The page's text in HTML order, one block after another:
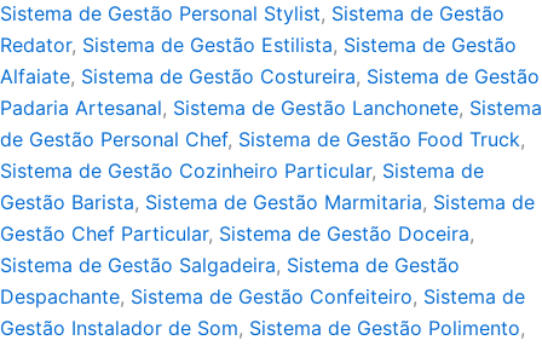
Sistema de Gestão Personal Stylist, Sistema de Gestão
Redator, Sistema de Gestão Estilista, Sistema de Gestão
Alfaiate, Sistema de Gestão Costureira, Sistema de Gestão
Padaria Artesanal, Sistema de Gestão Lanchonete, Sistema
de Gestão Personal Chef, Sistema de Gestão Food Truck,
Sistema de Gestão Cozinheiro Particular, Sistema de
Gestão Barista, Sistema de Gestão Marmitaria, Sistema de
Gestão Chef Particular, Sistema de Gestão Doceira,
Sistema de Gestão Salgadeira, Sistema de Gestão
Despachante, Sistema de Gestão Confeiteiro, Sistema de
Gestão Instalador de Som, Sistema de Gestão Polimento,